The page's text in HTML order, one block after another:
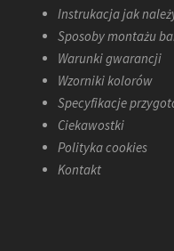
Instrukacja jak
Sposoby montażu
Warunki gwarancji
Wzorniki kolorów
Specyfikacje
Ciekawostki
Polityka cookies
Kontakt